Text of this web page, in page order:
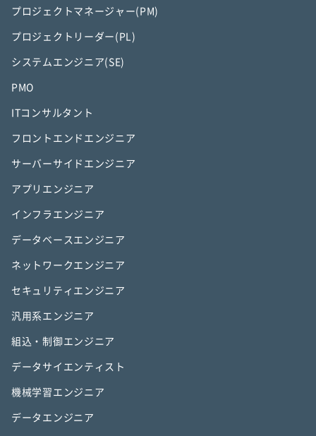
プロジェクトマネージャー(PM)
プロジェクトリーダー(PL)
システムエンジニア(SE)
PMO
ITコンサルタント
フロントエンドエンジニア
サーバーサイドエンジニア
アプリエンジニア
インフラエンジニア
データベースエンジニア
ネットワークエンジニア
セキュリティエンジニア
汎用系エンジニア
組込・制御エンジニア
データサイエンティスト
機械学習エンジニア
データエンジニア